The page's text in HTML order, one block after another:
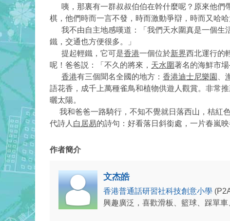
咦，那裏有一群叔叔伯伯在幹什麼呢？原來他們
棋，他們時而一言不發，時而激動爭辯，時而又哈哈
我不由自主地感嘆道：「我們天水圍真是一個生
鐵，交通也方便很多。」
提起輕鐵，它可是香港一個位於新界西北運行的
呢！爸爸説：「不久的將來， 天水圍著名的海鮮市
香港有三個聞名全國的地方： 香港迪士尼樂園 、
語花香，成千上萬種雀鳥和植物供遊人觀賞。非常
曬太陽。
我和爸爸一路騎行，不知不覺就日落西山，桔紅
代詩人 白居易的詩句：好看落日斜銜處，一片春嵐映
作者簡介
文杰皓
香港普通話研習社科技創意小學
興趣廣泛，喜歡滑板、籃球、踩單車